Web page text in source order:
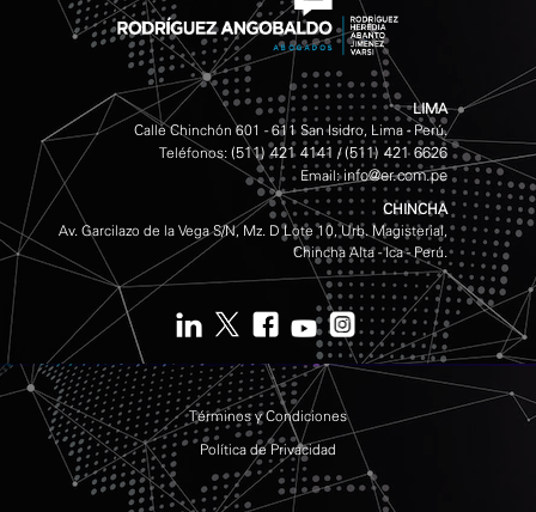
LIMA
Calle Chinchón 601 - 611 San Isidro, Lima - Perú.
Teléfonos: (511) 421 4141 /(511) 421 6626
Email:info@er.com.pe
CHINCHA
Av. Garcilazo de la Vega S/N, Mz. D Lote 10, Urb. Magisterial,
Chincha Alta - Ica - Perú.
Términos y Condiciones
Política de Privacidad